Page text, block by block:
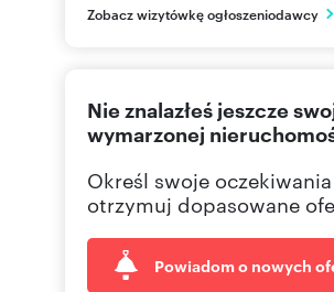
podkarpackie
665 00 Pokaż
695 00 Pokaż telefon
Zobacz wizytówkę ogłoszeniodawcy
Nie znalazłeś jeszcze
wymarzonej
Określ swoje
otrzymuj dopasowane
Powiadom o nowych